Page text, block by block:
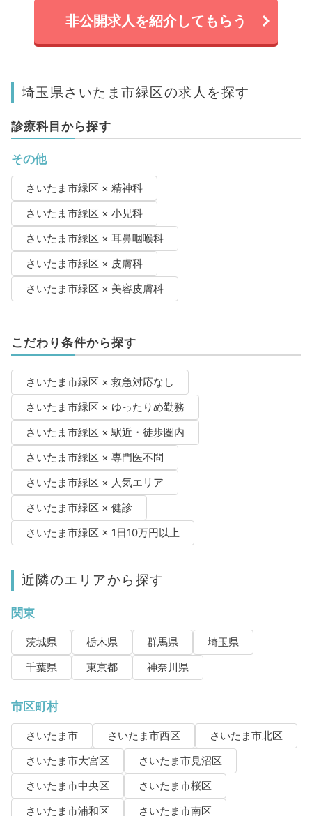
非公開求人を紹介してもらう
埼玉県さいたま市緑区の求人を探す
診療科目から探す
その他
さいたま市緑区 × 精神科
さいたま市緑区 × 小児科
さいたま市緑区 × 耳鼻咽喉科
さいたま市緑区 × 皮膚科
さいたま市緑区 × 美容皮膚科
こだわり条件から探す
さいたま市緑区 × 救急対応なし
さいたま市緑区 × ゆったりめ勤務
さいたま市緑区 × 駅近・徒歩圏内
さいたま市緑区 × 専門医不問
さいたま市緑区 × 人気エリア
さいたま市緑区 × 健診
さいたま市緑区 × 1日10万円以上
近隣のエリアから探す
関東
茨城県 栃木県 群馬県
埼玉県
千葉県
東京都 神奈川県
市区町村
さいたま市 さいたま市西区
さいたま市北区
さいたま市大宮区
さいたま市見沼区
さいたま市中央区
さいたま市桜区
さいたま市浦和区
さいたま市南区